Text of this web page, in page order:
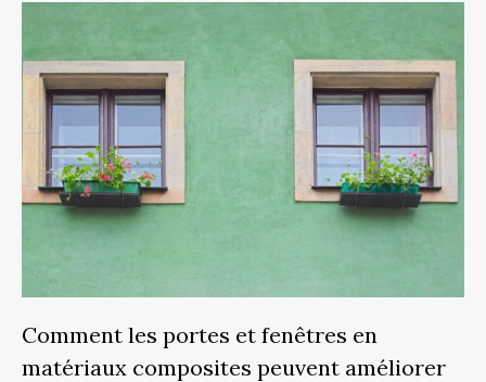
Comment les portes et fenêtres en
matériaux composites peuvent améliorer